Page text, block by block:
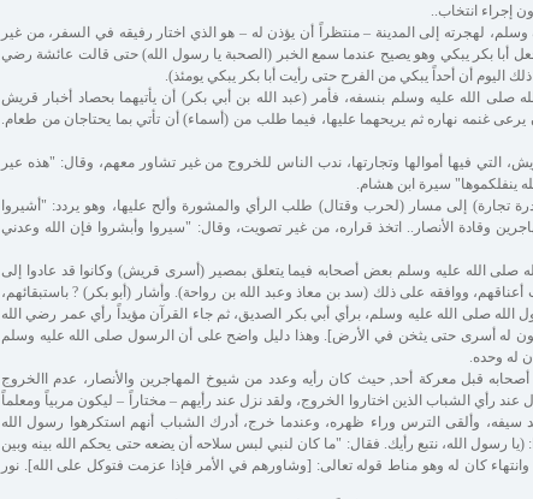
إجراء انتخاب..
لهجرته إلى المدينة – منتظراً أن يؤذن له – هو الذي اختار رفيقه في السفر، من غير
أبا بكر يبكي وهو يصيح عندما سمع الخبر (الصحبة يا رسول الله) حتى قالت عائشة رضي
اليوم أن أحداً يبكي من الفرح حتى رأيت أبا بكر يبكي يومئذ).
صلى الله عليه وسلم بنسفه، فأمر (عبد الله بن أبي بكر) أن يأتيهما بحصاد أخبار قريش
غنمه نهاره ثم يريحهما عليها، فيما طلب من (أسماء) أن تأتي بما يحتاجان من طعام.
التي فيها أموالها وتجارتها، ندب الناس للخروج من غير تشاور معهم، وقال: "هذه عير
ينفلكموها" سيرة ابن هشام.
تجارة) إلى مسار (لحرب وقتال) طلب الرأي والمشورة وألح عليها، وهو يردد: "أشيروا
وقادة الأنصار.. اتخذ قراره، من غير تصويت، وقال: "سيروا وأبشروا فإن الله وعدني
صلى الله عليه وسلم بعض أصحابه فيما يتعلق بمصير (أسرى قريش) وكانوا قد عادوا إلى
ووافقه على ذلك (سد بن معاذ وعبد الله بن رواحة). وأشار (أبو بكر) ? باستبقائهم،
الله صلى الله عليه وسلم، برأي أبي بكر الصديق، ثم جاء القرآن مؤيداً رأي عمر رضي الله
له أسرى حتى يثخن في الأرض]. وهذا دليل واضح على أن الرسول صلى الله عليه وسلم
له وحده.
قبل معركة أحد, حيث كان رأيه وعدد من شيوخ المهاجرين والأنصار، عدم االخروج
عند رأي الشباب الذين اختاروا الخروج، ولقد نزل عند رأيهم – مختاراً – ليكون مربياً ومعلماً
سيفه، وألقى الترس وراء ظهره، وعندما خرج، أدرك الشباب أنهم استكرهوا رسول الله
رسول الله، نتبع رأيك. فقال: "ما كان لنبي لبس سلاحه أن يضعه حتى يحكم الله بينه وبين
وانتهاء كان له وهو مناط قوله تعالى: [وشاورهم في الأمر فإذا عزمت فتوكل على الله]. نور